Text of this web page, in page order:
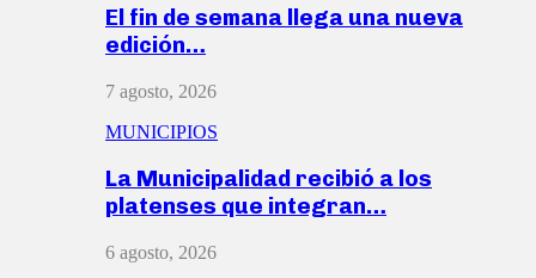
El fin de semana llega una nueva
edición…
7 agosto, 2026
MUNICIPIOS
La Municipalidad recibió a los
platenses que integran…
6 agosto, 2026